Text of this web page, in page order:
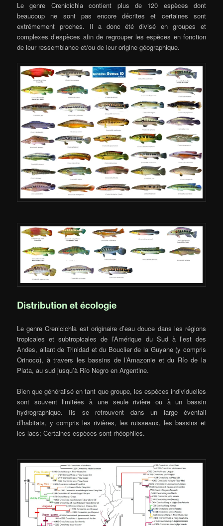
Le genre Crenicichla contient plus de 120 espèces dont
beaucoup ne sont pas encore décrites et certaines sont
extrêmement proches. Il a donc été divisé en groupes et
complexes d’espèces afin de regrouper les espèces en fonction
de leur ressemblance et/ou de leur origine géographique.
Distribution et écologie
Le genre Crenicichla est originaire d’eau douce dans les régions
tropicales et subtropicales de l’Amérique du Sud à l’est des
Andes, allant de Trinidad et du Bouclier de la Guyane (y compris
Orinoco), à travers les bassins de l’Amazonie et du Río de la
Plata, au sud jusqu’à Río Negro en Argentine.
Bien que généralisé en tant que groupe, les espèces individuelles
sont souvent limitées à une seule rivière ou à un bassin
hydrographique. Ils se retrouvent dans un large éventail
d’habitats, y compris les rivières, les ruisseaux, les bassins et
les lacs; Certaines espèces sont rhéophiles.